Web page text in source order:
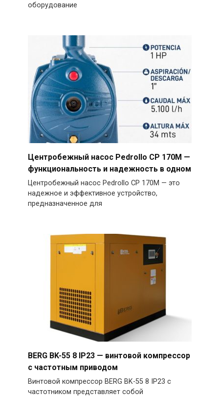
оборудование
Центробежный насос Pedrollo CP 170M —
функциональность и надежность в одном
Центробежный насос Pedrollo CP 170M — это
надежное и эффективное устройство,
предназначенное для
BERG BK-55 8 IP23 — винтовой компрессор
с частотным приводом
Винтовой компрессор BERG BK-55 8 IP23 с
частотником представляет собой